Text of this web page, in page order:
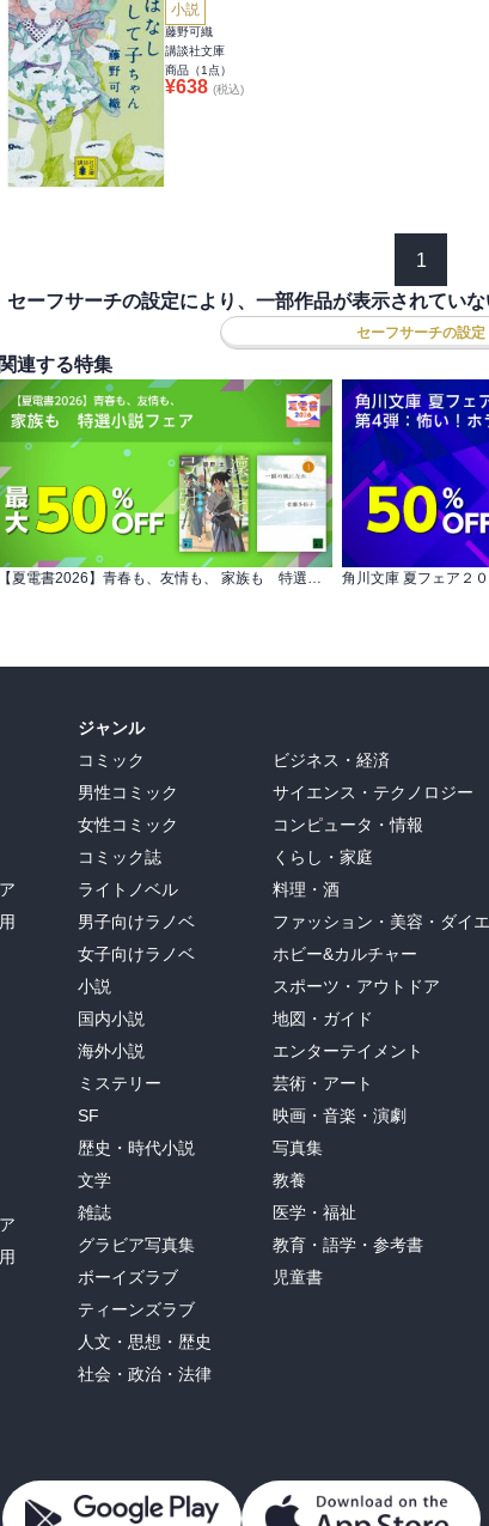
小説
藤野可織
講談社文庫
商品（1 点）
¥638 (税込)
1
セーフサーチの設定により、一部作品が表示されていな
セーフサーチの設定
関連する特集
【夏電書2026】青春も、友情も、 家族も 特選小説フェア
ジャンル
コミック
男性コミック
女性コミック
コミック誌
ライトノベル
男子向けラノベ
女子向けラノベ
小説
国内小説
海外小説
ミステリー
SF
歴史・時代小説
文学
雑誌
グラビア写真集
ボーイズラブ
ティーンズラブ
人文・思想・歴史
社会・政治・法律
ビジネス・経済
サイエンス・テクノロジー
コンピュータ・情報
くらし・家庭
料理・酒
ファッション・美容・ダイ
ホビー&カルチャー
スポーツ・アウトドア
地図・ガイド
エンターテイメント
芸術・アート
映画・音楽・演劇
写真集
教養
医学・福祉
教育・語学・参考書
児童書